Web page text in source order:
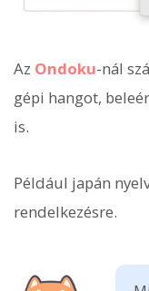
Az Ondoku-nál
gépi hangot,
is.
Például japán
rendelkezésre.